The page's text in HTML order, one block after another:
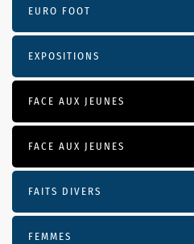
EURO FOOT
EXPOSITIONS
FACE AUX JEUNES
FACE AUX JEUNES
FAITS DIVERS
FEMMES